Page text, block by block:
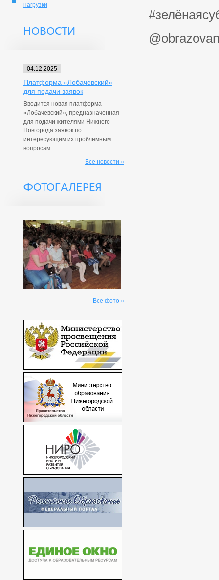
нагрузки
НОВОСТИ
04.12.2025
Платформа «Лобачевский»
для подачи заявок
Вводится новая платформа
«Лобачевский», предназначенная
для подачи жителями Нижнего
Новгорода заявок по
интересующим их проблемным
вопросам.
Все новости »
ФОТОГАЛЕРЕЯ
Все фото »